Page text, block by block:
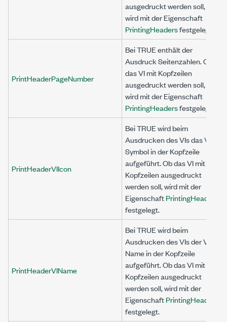
ausgedruckt werden soll,
wird mit der Eigenschaft
PrintingHeadersfestgelegt.
PrintHeaderPageNumber
Bei TRUE enthält der
Ausdruck Seitenzahlen. Ob
das VI mit Kopfzeilen
ausgedruckt werden soll,
wird mit der Eigenschaft
PrintingHeadersfestgelegt.
PrintHeaderVIIcon
Bei TRUE wird beim
Ausdrucken des VIs das VI-
Symbol in der Kopfzeile
aufgeführt. Ob das VI mit
Kopfzeilen ausgedruckt
werden soll, wird mit der
EigenschaftPrintingHeaders
festgelegt.
PrintHeaderVIName
Bei TRUE wird beim
Ausdrucken des VIs der VI-
Name in der Kopfzeile
aufgeführt. Ob das VI mit
Kopfzeilen ausgedruckt
werden soll, wird mit der
EigenschaftPrintingHeaders
festgelegt.